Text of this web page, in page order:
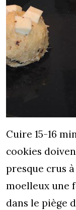
Cuire 15-16
cookies
presque crus
moelleux une
dans le piège